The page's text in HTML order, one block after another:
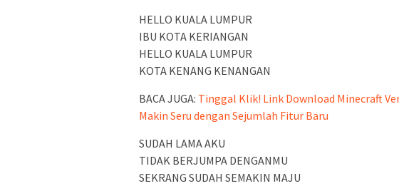
HELLO KUALA LUMPUR
IBU KOTA KERIANGAN
HELLO KUALA LUMPUR
KOTA KENANG KENANGAN
BACA JUGA: Tinggal Klik! Link Download Minecraft
Makin Seru dengan Sejumlah Fitur Baru
SUDAH LAMA AKU
TIDAK BERJUMPA DENGANMU
SEKRANG SUDAH SEMAKIN MAJU